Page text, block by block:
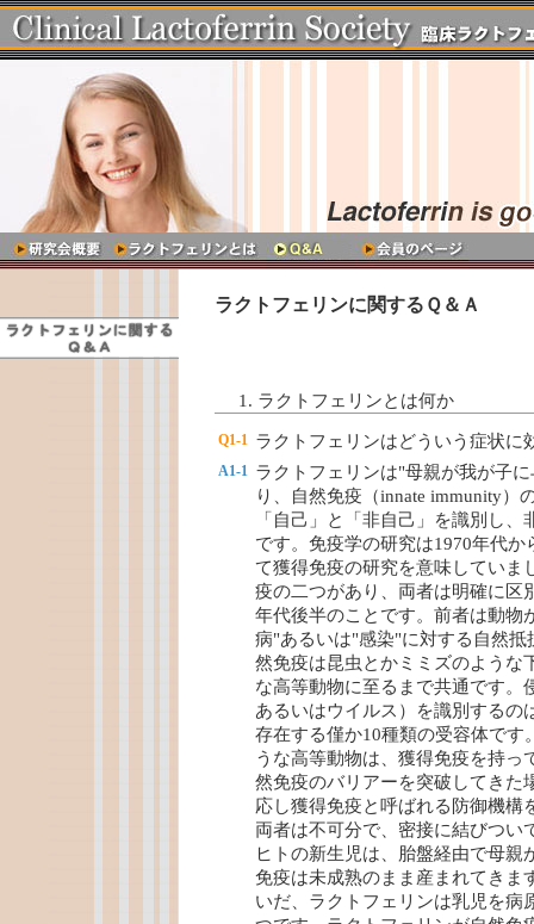
ラクトフェリンに関するＱ＆Ａ
1. ラクトフェリンとは何か
Q1-1 ラクトフェリンはどういう症状に
A1-1 ラクトフェリンは"母親が我が子
り、自然免疫（innate immunity）
「自己」と「非自己」を識別し
です。免疫学の研究は1970年代
て獲得免疫の研究を意味していま
疫の二つがあり、両者は明確に区
年代後半のことです。前者は動物
病"あるいは"感染"に対する自然
然免疫は昆虫とかミミズのような
な高等動物に至るまで共通です。
あるいはウイルス）を識別するの
存在する僅か10種類の受容体で
うな高等動物は、獲得免疫を持っ
然免疫のバリアーを突破してきた
応し獲得免疫と呼ばれる防御機構
両者は不可分で、密接に結びつい
ヒトの新生児は、胎盤経由で母
免疫は未成熟のまま産まれてきま
いだ、ラクトフェリンは乳児を病